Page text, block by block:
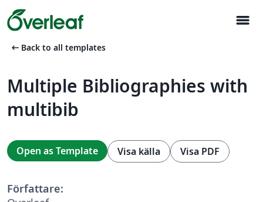
menu
arrow_left_alt Back to all templates
Multiple Bibliographies with
multibib
Open as Template Visa källa Visa PDF
Författare: